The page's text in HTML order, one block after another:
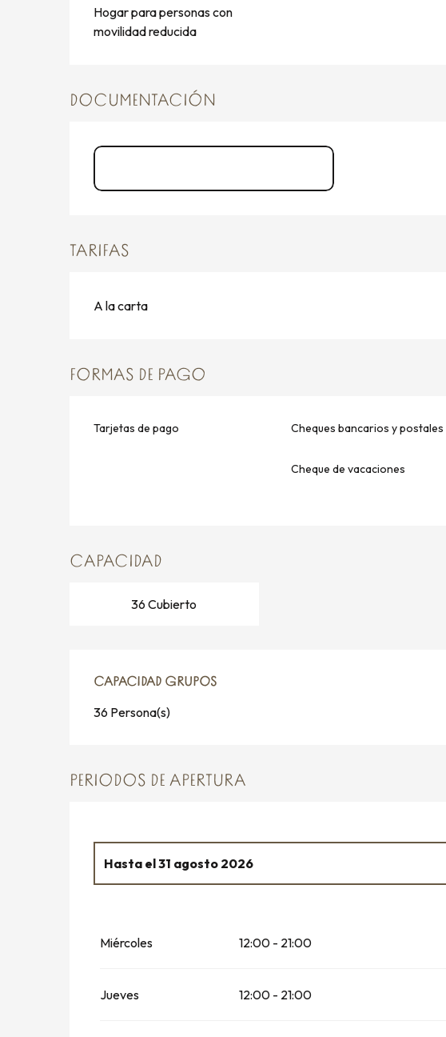
Hogar para personas con
movilidad reducida
DOCUMENTACIÓN
TARIFAS
A la carta
FORMAS DE PAGO
Tarjetas de pago Cheques bancarios y postales
Cheque de vacaciones
CAPACIDAD
36 Cubierto
CAPACIDAD GRUPOS
CAPACIDAD GRUPOS
36 Persona(s)
PERIODOS DE APERTURA
Del1 abril 2026 29 junio 2026
Hasta el31 agosto 2026
Miércoles 12:00 - 21:00
Jueves 12:00 - 21:00